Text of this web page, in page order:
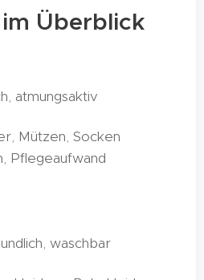
Überblick
atmungsaktiv
Mützen, Socken
Pflegeaufwand
waschbar